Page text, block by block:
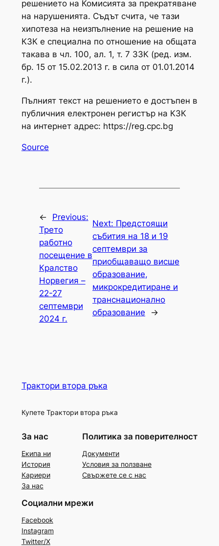
решението на Комисията за прекратяване
на нарушенията. Съдът счита, че тази
хипотеза на неизпълнение на решение на
КЗК е специална по отношение на общата
такава в чл. 100, ал. 1, т. 7 ЗЗК (ред. изм.
бр. 15 от 15.02.2013 г. в сила от 01.01.2014
г.).
Пълният текст на решението е достъпен в
публичния електронен регистър на КЗК
на интернет адрес: https://reg.cpc.bg
Source
←
Previous:
Трето
работно
посещение в
Кралство
Норвегия –
22-27
септември
2024 г.
Next: Предстоящи
събития на 18 и 19
септември за
приобщаващо висше
образование,
микрокредитиране и
транснационално
образование
→
Трактори втора ръка
Купете Трактори втора ръка
За нас
Екипа ни
История
Кариери
За нас
Политика за поверителност
Документи
Условия за ползване
Свържете се с нас
Социални мрежи
Facebook
Instagram
Twitter/X